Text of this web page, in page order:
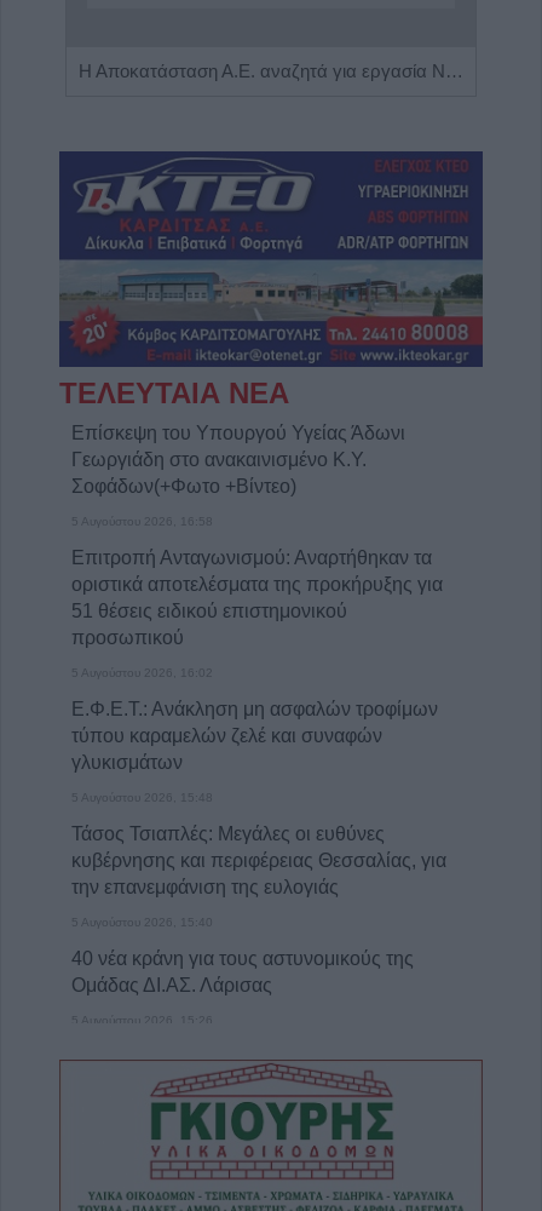
Η Αποκατάσταση Α.Ε. αναζητά για εργασία Νοσηλευτές και Βοηθούς Νοσηλευτές
ΤΕΛΕΥΤΑΙΑ ΝΕΑ
Επίσκεψη του Υπουργού Υγείας Άδωνι
Γεωργιάδη στο ανακαινισμένο Κ.Y.
Σοφάδων(+Φωτο +Βίντεο)
5 Αυγούστου 2026, 16:58
Επιτροπή Ανταγωνισμού: Αναρτήθηκαν τα
οριστικά αποτελέσματα της προκήρυξης για
51 θέσεις ειδικού επιστημονικού
προσωπικού
5 Αυγούστου 2026, 16:02
Ε.Φ.Ε.Τ.: Ανάκληση μη ασφαλών τροφίμων
τύπου καραμελών ζελέ και συναφών
γλυκισμάτων
5 Αυγούστου 2026, 15:48
Τάσος Τσιαπλές: Μεγάλες οι ευθύνες
κυβέρνησης και περιφέρειας Θεσσαλίας, για
την επανεμφάνιση της ευλογιάς
5 Αυγούστου 2026, 15:40
40 νέα κράνη για τους αστυνομικούς της
Ομάδας ΔΙ.ΑΣ. Λάρισας
5 Αυγούστου 2026, 15:26
Πρόσκληση Υποβολής Υποψηφιοτήτων στο
Π.Μ.Σ. «Διαχείριση Περιβάλλοντος» (2026–
5 Αυγούστου 2026, 15:14
Προγραμματισμένες διακοπές